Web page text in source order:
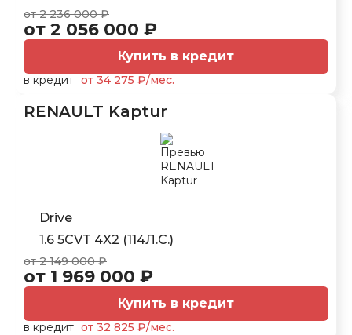
от 2 236 000 ₽
от 2 056 000 ₽
Купить в кредит
в кредит от 34 275 ₽/мес.
RENAULT Kaptur
Drive
1.6 5CVT 4X2 (114Л.С.)
от 2 149 000 ₽
от 1 969 000 ₽
Купить в кредит
в кредит от 32 825 ₽/мес.